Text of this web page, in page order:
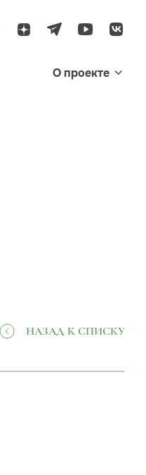
О проекте
НАЗАД К СПИСКУ